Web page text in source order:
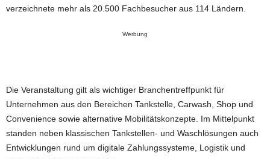
verzeichnete mehr als 20.500 Fachbesucher aus 114 Ländern.
Werbung
Die Veranstaltung gilt als wichtiger Branchentreffpunkt für
Unternehmen aus den Bereichen Tankstelle, Carwash, Shop und
Convenience sowie alternative Mobilitätskonzepte. Im Mittelpunkt
standen neben klassischen Tankstellen- und Waschlösungen auch
Entwicklungen rund um digitale Zahlungssysteme, Logistik und